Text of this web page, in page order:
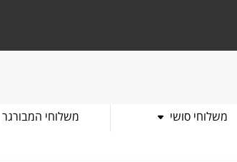
משלוחי סושי משלוחי המבורגר